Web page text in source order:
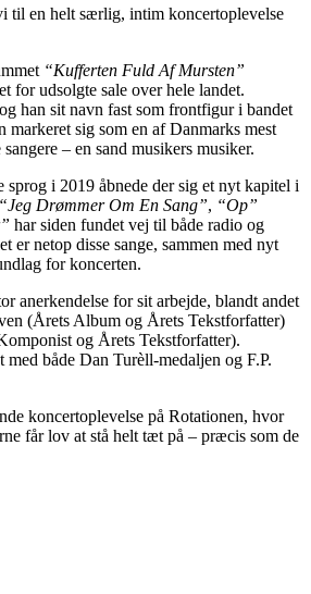
til en helt særlig, intim koncertoplevelse
“Kufferten Fuld Af Mursten”
for udsolgte sale over hele landet.
han sit navn fast som frontfigur i bandet
markeret sig som en af Danmarks mest
– en sand musikers musiker.
sprog i 2019 åbnede der sig et nyt kapitel i
“Jeg Drømmer Om En Sang”, “Op”
har siden fundet vej til både radio og
er netop disse sange, sammen med nyt
for koncerten.
anerkendelse for sit arbejde, blandt andet
(Årets Album og Årets Tekstforfatter)
og Årets Tekstforfatter).
både Dan Turèll-medaljen og F.P.
koncertoplevelse på Rotationen, hvor
får lov at stå helt tæt på – præcis som de